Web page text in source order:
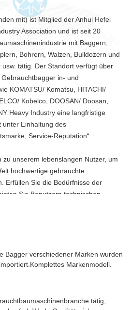
mit) ist Mitglied der Anhui Hefei
Association und ist seit 20
mit Baggern,
Bohrern, Walzen, Bulldozern und
tätig. Der Standort verfügt über
in- und
KOMATSU/ Komatsu, HITACHI/
Kobelco, DOOSAN/ Doosan,
Heavy Industry eine langfristige
unter Einhaltung des
Service-Reputation“.
zu unserem lebenslangen Nutzer, um
hochwertige gebrauchte
Erfüllen Sie die Bedürfnisse der
Sie Benutzern technischen
und gegenseitiger
die Kunden zu senken und den
zu machen.
Bagger verschiedener Marken wurden
Markenmodell.
tätig,